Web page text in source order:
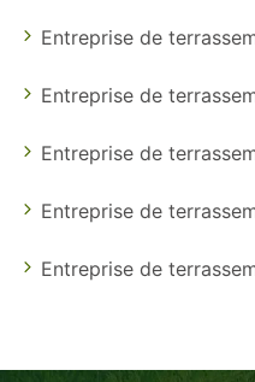
Entreprise de
Entreprise de
Entreprise de
Entreprise de
Entreprise de